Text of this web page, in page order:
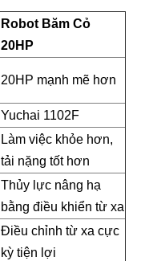
Robot Băm Cỏ
20HP
20HP mạnh mẽ hơn
Yuchai 1102F
Làm việc khỏe hơn,
tải nặng tốt hơn
Thủy lực nâng hạ
bằng điều khiển từ xa
Điều chỉnh từ xa cực
kỳ tiện lợi